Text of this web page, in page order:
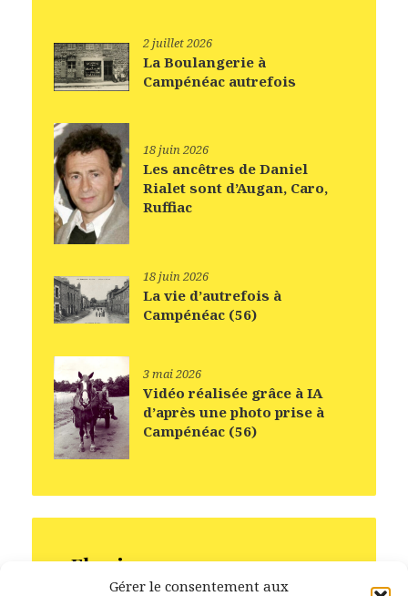
Gérer le consentement aux
2 juillet 2026
La Boulangerie à
Campénéac autrefois
18 juin 2026
Les ancêtres de Daniel
Rialet sont d’Augan, Caro,
Ruffiac
18 juin 2026
La vie d’autrefois à
Campénéac (56)
3 mai 2026
Vidéo réalisée grâce à IA
d’après une photo prise à
Campénéac (56)
Flux inconnu